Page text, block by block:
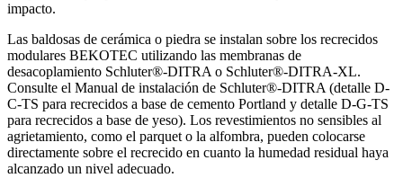
impacto.
Las baldosas de cerámica o piedra se instalan sobre los recrecidos
modulares BEKOTEC utilizando las membranas de
desacoplamiento Schluter®-DITRA o Schluter®-DITRA-XL.
Consulte el Manual de instalación de Schluter®-DITRA (detalle D-
C-TS para recrecidos a base de cemento Portland y detalle D-G-TS
para recrecidos a base de yeso). Los revestimientos no sensibles al
agrietamiento, como el parquet o la alfombra, pueden colocarse
directamente sobre el recrecido en cuanto la humedad residual haya
alcanzado un nivel adecuado.